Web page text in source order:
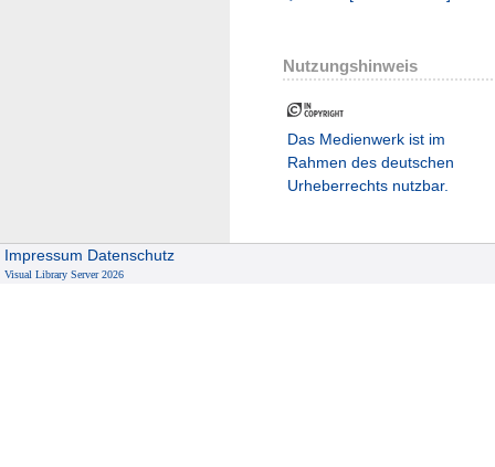
Nutzungshinweis
Das Medienwerk ist im
Rahmen des deutschen
Urheberrechts nutzbar.
Impressum Datenschutz
Visual Library Server 2026